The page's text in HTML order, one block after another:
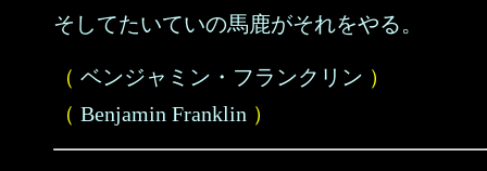
そしてたいていの馬鹿がそれをやる。
（ ベンジャミン・フランクリン ）
（ Benjamin Franklin ）